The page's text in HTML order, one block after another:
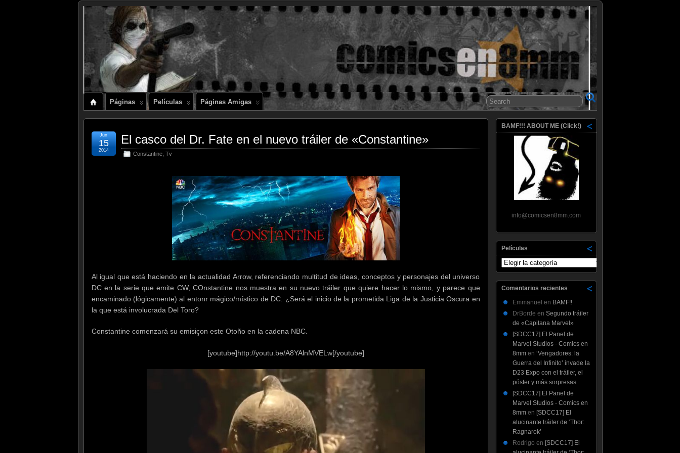
Comics en 8mm
Páginas Películas Páginas Amigas
El casco del Dr. Fate en el nuevo tráiler de «Constantine»
Constantine, Tv
Jun
15
2014
Al igual que está haciendo en la actualidad Arrow, referenciando multitud de ideas, conceptos y personajes del universo
DC en la serie que emite CW, COnstantine nos muestra en su nuevo tráiler que quiere hacer lo mismo, y parece que
encaminado (lógicamente) al entonr mágico/místico de DC. ¿Será el inicio de la prometida Liga de la Justicia Oscura en
la que está involucrada Del Toro?
Constantine comenzará su emisiçon este Otoño en la cadena NBC.
[youtube]http://youtu.be/A8YAlnMVELw[/youtube]
BAMF!!! ABOUT ME (Click!)
info@comicsen8mm.com
Películas
Películas
Comentarios recientes
Emmanuel en BAMF!!
DrBorde en Segundo tráiler
de «Capitana Marvel»
[SDCC17] El Panel de
Marvel Studios - Comics en
8mmen ‘Vengadores: la
Guerra del Infinito’ invade la
D23 Expo con el tráiler, el
póster y más sorpresas
[SDCC17] El Panel de
Marvel Studios - Comics en
8mmen [SDCC17] El
alucinante tráiler de ‘Thor:
Ragnarok’
Rodrigo en [SDCC17] El